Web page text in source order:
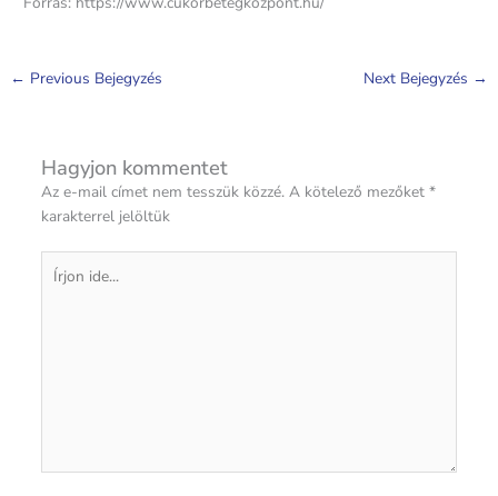
← Previous Bejegyzés Next Bejegyzés →
Hagyjon kommentet
Az e-mail címet nem tesszük közzé. A kötelező mezőket *
karakterrel jelöltük
Írjon
ide...